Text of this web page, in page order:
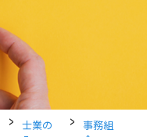
> 士業の
> 事務組